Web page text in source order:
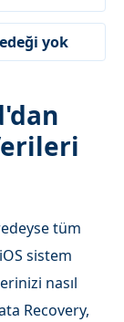
yok
tüm
sistem
nasıl
Recovery,